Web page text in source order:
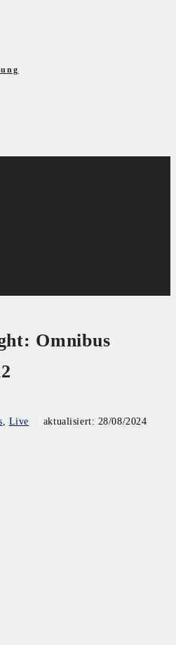
Omnibus
, Live aktualisiert: 28/08/2024